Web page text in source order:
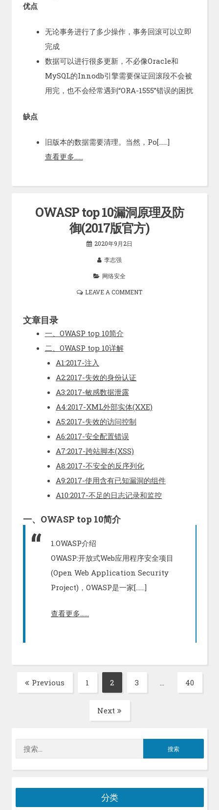
优点
无论事务进行了多少操作，事务回滚可以立即
完成
数据可以进行很多更新，不必像Oracle和
MySQL的Innodb引擎需要保证回滚段不会被
用完，也不会经常遇到“ORA-1555”错误的困扰
缺点
旧版本的数据需要清理。当然，Po[……]
查看更多……
OWASP top 10漏洞原理及防
御(2017版官方)
2020年9月2日
李志强
网络安全
LEAVE A COMMENT
文章目录
一、OWASP top 10简介
二、OWASP top 10详解
A1:2017-注入
A2:2017-失效的身份认证
A3:2017-敏感数据泄露
A4:2017-XML外部实体(XXE)
A5:2017-失效的访问控制
A6:2017-安全配置错误
A7:2017-跨站脚本(XSS)
A8:2017-不安全的反序列化
A9:2017-使用含有已知漏洞的组件
A10:2017-不足的日志记录和监控
一、OWASP top 10简介
1.OWASP介绍
OWASP:开放式Web应用程序安全项目
(Open Web Application Security
Project)，OWASP是一家[……]
查看更多……
章
Previous Page
1 Page
2 Page
3 40
Next
索：
分类